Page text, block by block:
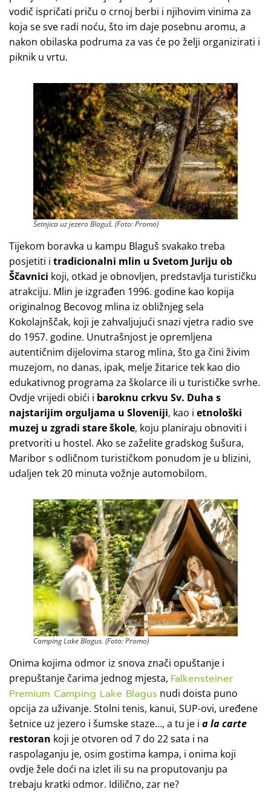
vodič ispričati priču o crnoj berbi i njihovim vinima za
koja se sve radi noću, što im daje posebnu aromu, a
nakon obilaska podruma za vas će po želji organizirati i
piknik u vrtu.
Šetnjica uz jezero Blaguš. (Foto: Promo)
Tijekom boravka u kampu Blaguš svakako treba
posjetiti i tradicionalni mlin u Svetom Juriju ob
Ščavnici koji, otkad je obnovljen, predstavlja turističku
atrakciju. Mlin je izgrađen 1996. godine kao kopija
originalnog Becovog mlina iz obližnjeg sela
Kokolajnščak, koji je zahvaljujući snazi vjetra radio sve
do 1957. godine. Unutrašnjost je opremljena
autentičnim dijelovima starog mlina, što ga čini živim
muzejom, no danas, ipak, melje žitarice tek kao dio
edukativnog programa za školarce ili u turističke svrhe.
Ovdje vrijedi obići i baroknu crkvu Sv. Duha s
najstarijim orguljama u Sloveniji, kao i etnološki
muzej u zgradi stare škole, koju planiraju obnoviti i
pretvoriti u hostel. Ako se zaželite gradskog šušura,
Maribor s odličnom turističkom ponudom je u blizini,
udaljen tek 20 minuta vožnje automobilom.
Camping Lake Blagus. (Foto: Promo)
Onima kojima odmor iz snova znači opuštanje i
prepuštanje čarima jednog mjesta, Falkensteiner
Premium Camping Lake Blagus nudi doista puno
opcija za uživanje. Stolni tenis, kanui, SUP-ovi, uređene
šetnice uz jezero i šumske staze…, a tu je i a la carte
restoran koji je otvoren od 7 do 22 sata i na
raspolaganju je, osim gostima kampa, i onima koji
ovdje žele doći na izlet ili su na proputovanju pa
trebaju kratki odmor. Idilično, zar ne?